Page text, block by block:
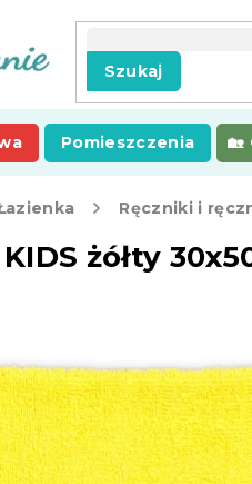
Szukaj
Pomieszczenia
Ręczniki i
żółty